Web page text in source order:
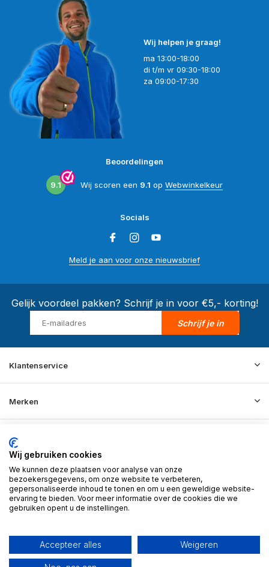
Wij helpen je graag!
ma 13:00-18:00
di t/m vr 09:30-18:00
za 09:00-17:30
Beoordelingen
9.1 Wij scoren een 9.1 op Webwinkelkeur
Socials
Meld je aan voor onze nieuwsbrief
Gelijk voordeel pakken? Schrijf je in voor €5,- korting!
Schrijf je in
Klantenservice
Merken
Informatie
Contact
© 2026 BD Store - Theme By
Wij gebruiken cookies
We kunnen deze plaatsen voor analyse van onze
bezoekersgegevens, om onze website te verbeteren,
gepersonaliseerde inhoud te tonen en om u een geweldige website-
ervaring te bieden. Voor meer informatie over de cookies die we
gebruiken opent u de instellingen.
Accepteer alles Weigeren